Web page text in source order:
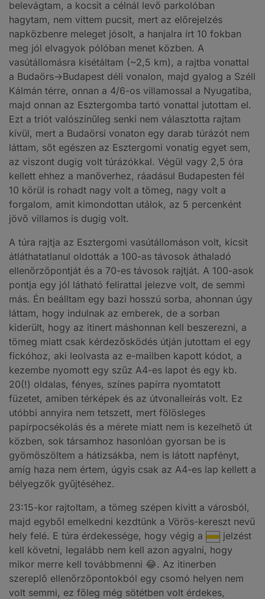
belevágtam, a kocsit a célnál levő parkolóban
hagytam, nem vittem pucsit, mert az előrejelzés
napközbenre meleget jósolt, a hanjalra írt 10 fokban
meg jól elvagyok pólóban menet közben. A
vasútállomásra kisétáltam (~2,5 km), a rajtba vonattal
a Budaörs->Budapest déli vonalon, majd gyalog a Széll
Kálmán térre, onnan a 4/6-os villamossal a Nyugatiba,
majd onnan az Esztergomba tartó vonattal jutottam el.
Ezt a triót valószínűleg senki nem választotta rajtam
kívül, mert a Budaörsi vonaton egy darab túrázót nem
láttam, sőt egészen az Esztergomi vonatig egyet sem,
az viszont dugig volt túrázókkal. Végül vagy 2,5 óra
kellett ehhez a manőverhez, ráadásul Budapesten fél
10 körül is rohadt nagy volt a tömeg, nagy volt a
forgalom, amit kimondottan utálok, az 5 percenként
jövő villamos is dugig volt.
A túra rajtja az Esztergomi vasútállomáson volt, kicsit
átláthatatlanul oldották a 100-as távosok áthaladó
ellenőrzőpontját és a 70-es távosok rajtját. A 100-asok
pontja egy jól látható felirattal jelezve volt, de semmi
más. Én beálltam egy bazi hosszú sorba, ahonnan úgy
láttam, hogy indulnak az emberek, de a sorban
kiderült, hogy az itinert máshonnan kell beszerezni, a
tömeg miatt csak kérdezősködés útján jutottam el egy
fickóhoz, aki leolvasta az e-mailben kapott kódot, a
kezembe nyomott egy szűz A4-es lapot és egy kb.
20(!) oldalas, fényes, színes papírra nyomtatott
füzetet, amiben térképek és az útvonalleírás volt. Ez
utóbbi annyira nem tetszett, mert fölösleges
papírpocsékolás és a mérete miatt nem is kezelhető út
közben, sok társamhoz hasonlóan gyorsan be is
gyömöszöltem a hátizsákba, nem is látott napfényt,
amíg haza nem értem, úgyis csak az A4-es lap kellett a
bélyegzők gyűjtéséhez.
23:15-kor rajtoltam, a tömeg szépen kivitt a városból,
majd egyből emelkedni kezdtünk a Vörös-kereszt nevű
hely felé. E túra érdekessége, hogy végig a
jelzést
kell követni, legalább nem kell azon agyalni, hogy
mikor merre kell továbbmenni 😂. Az itinerben
szereplő ellenőrzőpontokból egy csomó helyen nem
volt semmi, ez főleg még sötétben volt érdekes,